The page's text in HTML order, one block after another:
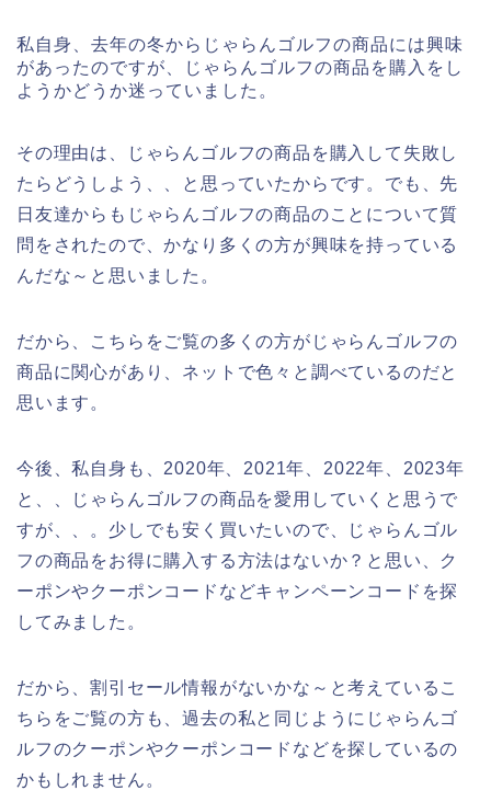
私自身、去年の冬からじゃらんゴルフの商品には興味
があったのですが、じゃらんゴルフの商品を購入をし
ようかどうか迷っていました。
その理由は、じゃらんゴルフの商品を購入して失敗し
たらどうしよう、、と思っていたからです。でも、先
日友達からもじゃらんゴルフの商品のことについて質
問をされたので、かなり多くの方が興味を持っている
んだな～と思いました。
だから、こちらをご覧の多くの方がじゃらんゴルフの
商品に関心があり、ネットで色々と調べているのだと
思います。
今後、私自身も、2020年、2021年、2022年、2023年
と、、じゃらんゴルフの商品を愛用していくと思うで
すが、、。少しでも安く買いたいので、じゃらんゴル
フの商品をお得に購入する方法はないか？と思い、ク
ーポンやクーポンコードなどキャンペーンコードを探
してみました。
だから、割引セール情報がないかな～と考えているこ
ちらをご覧の方も、過去の私と同じようにじゃらんゴ
ルフのクーポンやクーポンコードなどを探しているの
かもしれません。